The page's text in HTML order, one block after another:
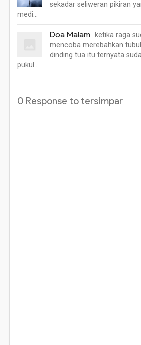
sekadar seliweran pikiran
medi…
Doa Malam
ketika raga
mencoba merebahkan
dinding tua itu ternyata
pukul…
0 Response to tersimpar